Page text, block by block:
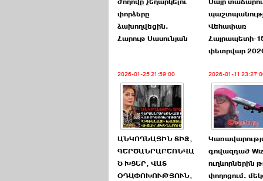
փորձերը
ձախողվեցին.
Հարութ Սասունյան
Վեհափառ
Հայրապետի-
փետրվար
2026-01-25 21:59:00
ԱՆԿՈՂՆԱՅԻՆ ՏԻԶ,
ԳԵՐԾԱՆՐԱԲԵՌՆՎԱ
Ծ ԽՑԵՐ, ՎԱՏ
ՕԴԱՓՈԽՈՒԹՅՈՒՆ,
2026-01-11
գովազդած
ուղևորներին
փողոցում.